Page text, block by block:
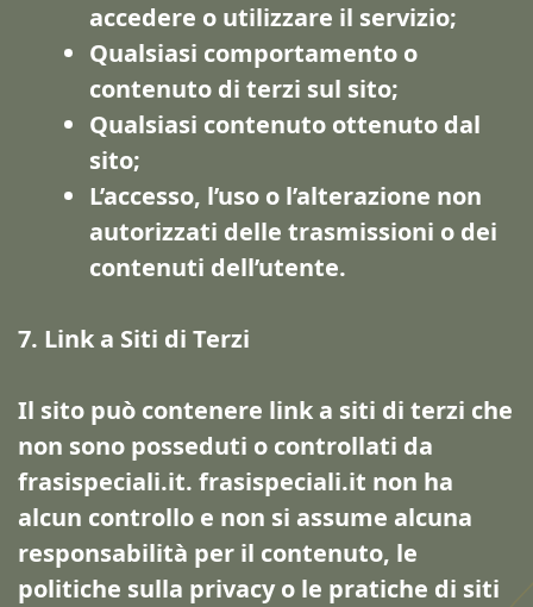
accedere o utilizzare il servizio;
Qualsiasi comportamento o
contenuto di terzi sul sito;
Qualsiasi contenuto ottenuto dal
sito;
L’accesso, l’uso o l’alterazione non
autorizzati delle trasmissioni o dei
contenuti dell’utente.
7. Link a Siti di Terzi
Il sito può contenere link a siti di terzi che
non sono posseduti o controllati da
frasispeciali.it. frasispeciali.it non ha
alcun controllo e non si assume alcuna
responsabilità per il contenuto, le
politiche sulla privacy o le pratiche di siti